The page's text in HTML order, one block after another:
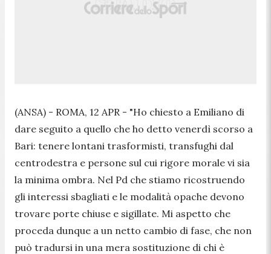
(ANSA) - ROMA, 12 APR - "Ho chiesto a Emiliano di
dare seguito a quello che ho detto venerdì scorso a
Bari: tenere lontani trasformisti, transfughi dal
centrodestra e persone sul cui rigore morale vi sia
la minima ombra. Nel Pd che stiamo ricostruendo
gli interessi sbagliati e le modalità opache devono
trovare porte chiuse e sigillate. Mi aspetto che
proceda dunque a un netto cambio di fase, che non
può tradursi in una mera sostituzione di chi è